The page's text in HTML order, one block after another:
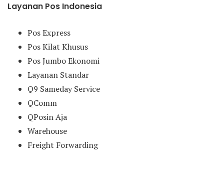
Layanan Pos Indonesia
Pos Express
Pos Kilat Khusus
Pos Jumbo Ekonomi
Layanan Standar
Q9 Sameday Service
QComm
QPosin Aja
Warehouse
Freight Forwarding